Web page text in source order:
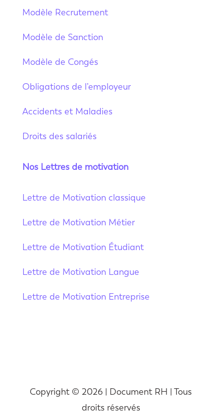
Modèle Recrutement
Modèle de Sanction
Modèle de Congés
Obligations de l’employeur
Accidents et Maladies
Droits des salariés
Nos Lettres de motivation
Lettre de Motivation classique
Lettre de Motivation Métier
Lettre de Motivation Étudiant
Lettre de Motivation Langue
Lettre de Motivation Entreprise
Copyright © 2026 | Document RH | Tous
droits réservés